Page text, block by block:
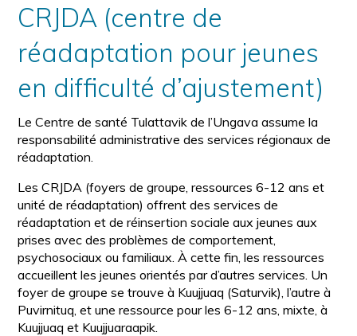
CRJDA (centre de
réadaptation pour jeunes
en difficulté d’ajustement)
Le Centre de santé Tulattavik de l’Ungava assume la
responsabilité administrative des services régionaux de
réadaptation.
Les CRJDA (foyers de groupe, ressources 6-12 ans et
unité de réadaptation) offrent des services de
réadaptation et de réinsertion sociale aux jeunes aux
prises avec des problèmes de comportement,
psychosociaux ou familiaux. À cette fin, les ressources
accueillent les jeunes orientés par d’autres services. Un
foyer de groupe se trouve à Kuujjuaq (Saturvik), l’autre à
Puvirnituq, et une ressource pour les 6-12 ans, mixte, à
Kuujjuaq et Kuujjuaraapik.